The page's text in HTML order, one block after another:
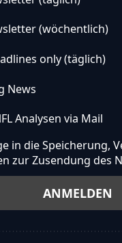
(wöchentlich)
only (täglich)
News
Analysen via Mail
in die Speicherung,
zur Zusendung des